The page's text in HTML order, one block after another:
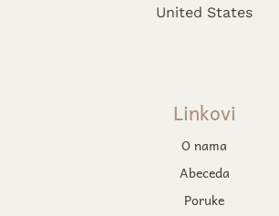
United States
Linkovi
O nama
Abeceda
Poruke